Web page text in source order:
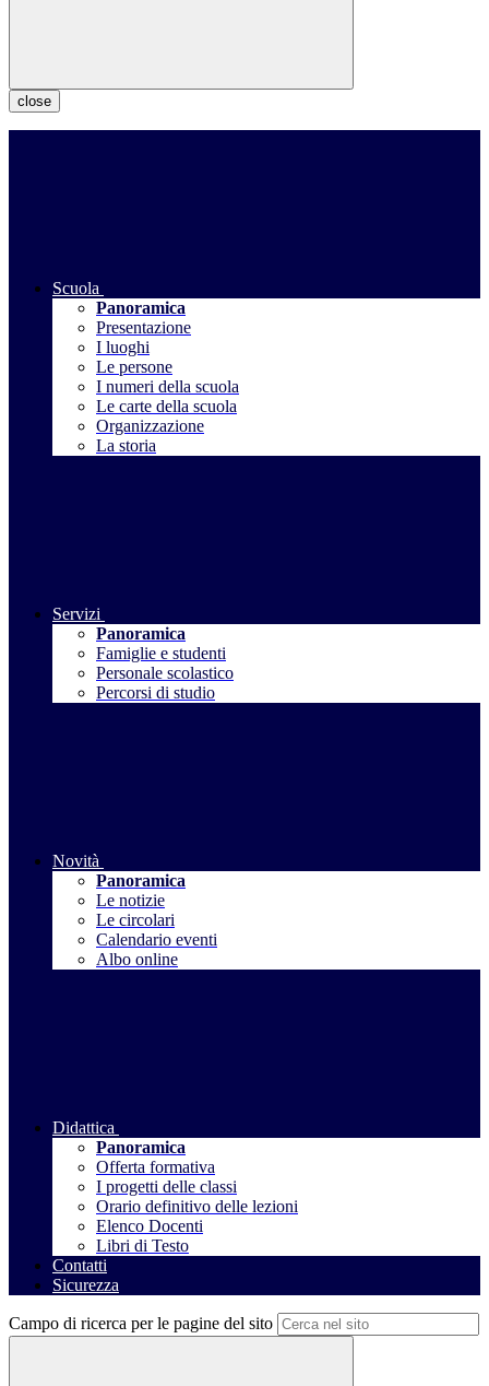
close
Scuola
Panoramica
Presentazione
I luoghi
Le persone
I numeri della scuola
Le carte della scuola
Organizzazione
La storia
Servizi
Panoramica
Famiglie e studenti
Personale scolastico
Percorsi di studio
Novità
Panoramica
Le notizie
Le circolari
Calendario eventi
Albo online
Didattica
Panoramica
Offerta formativa
I progetti delle classi
Orario definitivo delle lezioni
Elenco Docenti
Libri di Testo
Contatti
Sicurezza
Campo di ricerca per le pagine del sito